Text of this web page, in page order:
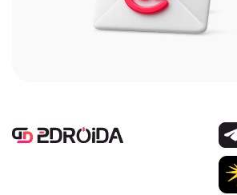
В каталоге магазина представлен
помогут подобрать лучшую
конкретные нужды. Чтобы
или же
корзиной. Доставка